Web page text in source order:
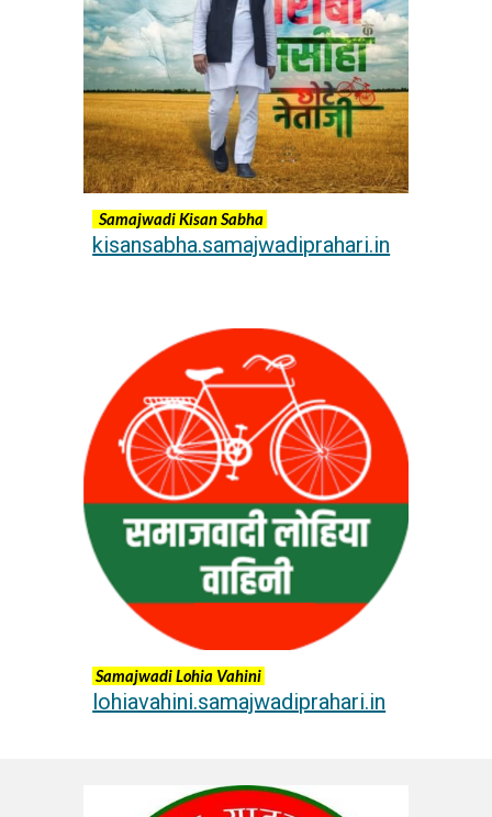
Samajwadi Kisan Sabha
kisansabha.samajwadiprahari.in
Samajwadi Lohia Vahini
lohiavahini.samajwadiprahari.in